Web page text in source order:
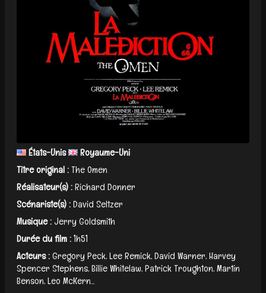
États-Unis
Royaume-Uni
Titre original :The Omen
Réalisateur(s) :Richard Donner
Scénariste(s) :David Seltzer
Musique :Jerry Goldsmith
Durée du film :1h51
Acteurs :Gregory Peck, Lee Remick, David Warner, Harvey
Spencer Stephens, Billie Whitelaw, Patrick Troughton, Martin
Benson, Leo McKern...